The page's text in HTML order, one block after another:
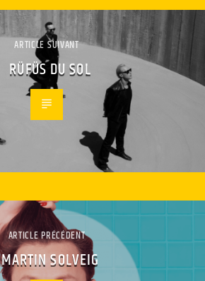
ARTICLE SUIVANT
RÜFÜS DU SOL
ARTICLE PRÉCÉDENT
MARTIN SOLVEIG